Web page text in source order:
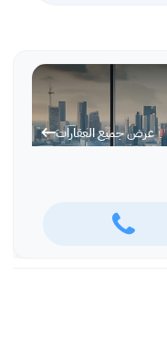
عرض جميع العقارات